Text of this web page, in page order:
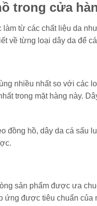
trong cửa
từ các chất liệu da
về từng loại dây da để
nhiều nhất so với các
trong mặt hàng này.
đồng hồ, dây da cá sấu
sản phẩm được ưa
ứng được tiêu chuẩn của